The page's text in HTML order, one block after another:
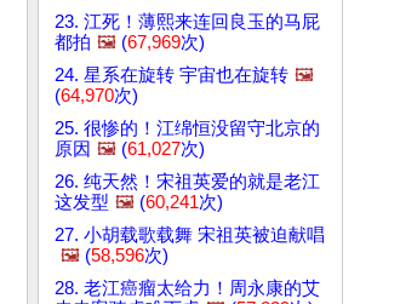
23. 江死！薄熙来连回良玉的马屁
都拍 🖼️ (67,969次)
24. 星系在旋转 宇宙也在旋转 🖼️
(64,970次)
25. 很惨的！江绵恒没留守北京的
原因 🖼️ (61,027次)
26. 纯天然！宋祖英爱的就是老江
这发型 🖼️ (60,241次)
27. 小胡载歌载舞 宋祖英被迫献唱
🖼️ (58,596次)
28. 老江癌瘤太给力！周永康的艾